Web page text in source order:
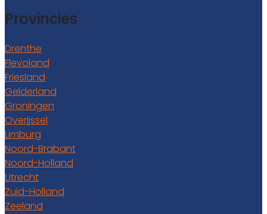
Provincies
Drenthe
Flevoland
Friesland
Gelderland
Groningen
Overijssel
Limburg
Noord-Brabant
Noord-Holland
Utrecht
Zuid-Holland
Zeeland